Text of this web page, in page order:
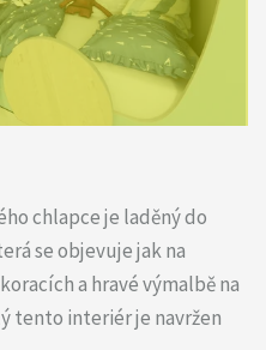
chlapce je laděný do
se objevuje jak na
a hravé výmalbě na
tento interiér je navržen